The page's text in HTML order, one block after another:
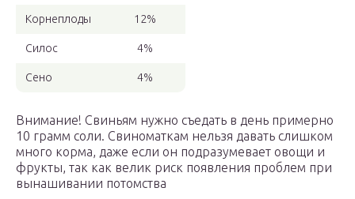
Корнеплоды 12%
Силос 4%
Сено 4%
Внимание! Свиньям нужно съедать в день примерно
10 грамм соли. Свиноматкам нельзя давать слишком
много корма, даже если он подразумевает овощи и
фрукты, так как велик риск появления проблем при
вынашивании потомства